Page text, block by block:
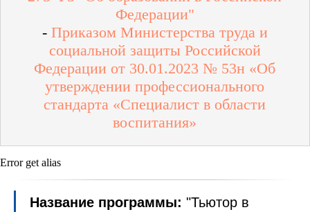
Федерации"
- Приказом Министерства труда и
социальной защиты Российской
Федерации от 30.01.2023 № 53н «Об
утверждении профессионального
стандарта «Специалист в области
воспитания»
Error get alias
Название программы: "Тьютор в